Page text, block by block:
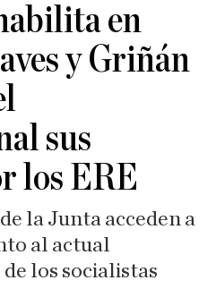
en
y Griñán
sus
los ERE
la Junta acceden a
al actual
los socialistas